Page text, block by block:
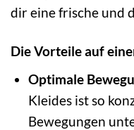
dir eine frische und
Die Vorteile auf
Optimale
Kleides ist so
Bewegungen